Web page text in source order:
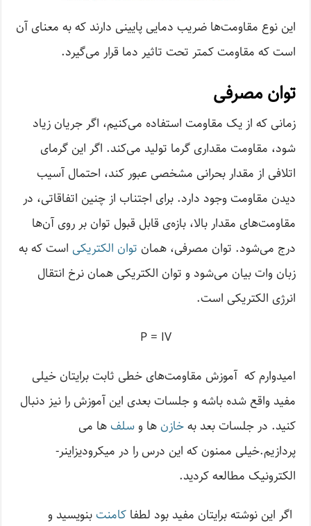
این نوع مقاومت‌ها ضریب دمایی پایینی دارند که به معنای آن‌
است که مقاومت کمتر تحت تاثیر دما قرار می‌گیرد.
توان مصرفی
زمانی که از یک مقاومت استفاده می‌کنیم، اگر جریان زیاد
شود، مقاومت مقداری گرما تولید می‌کند. اگر این گرمای
اتلافی از مقدار بحرانی مشخصی عبور کند، احتمال آسیب
دیدن مقاومت وجود دارد. برای اجتناب از چنین اتفاقاتی، در
مقاومت‌های مقدار بالا، بازه‌ی قابل قبول توان بر روی آن‌ها
درج می‌شود. توان مصرفی، همان توان الکتریکی است که به
زبان وات بیان می‌شود و توان الکتریکی همان نرخ انتقال
انرژی الکتریکی است.
P = IV
امیدوارم که آموزش مقاومت‌های خطی ثابت برایتان خیلی
مفید واقع شده باشه و جلسات بعدی این آموزش را نیز دنبال
کنید. در جلسات بعد بهخازن ها وسلف ها می
پردازیم.خیلی ممنون که این درس را در میکرو­­دیزاینر­­
الکترونیک مطالعه کردید.
اگر این نوشته‌ برایتان مفید بود لطفاکامنت بنویسید و